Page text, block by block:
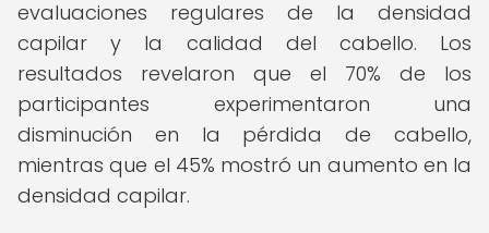
evaluaciones regulares de la densidad
capilar y la calidad del cabello. Los
resultados revelaron que el 70% de los
participantes experimentaron una
disminución en la pérdida de cabello,
mientras que el 45% mostró un aumento en la
densidad capilar.